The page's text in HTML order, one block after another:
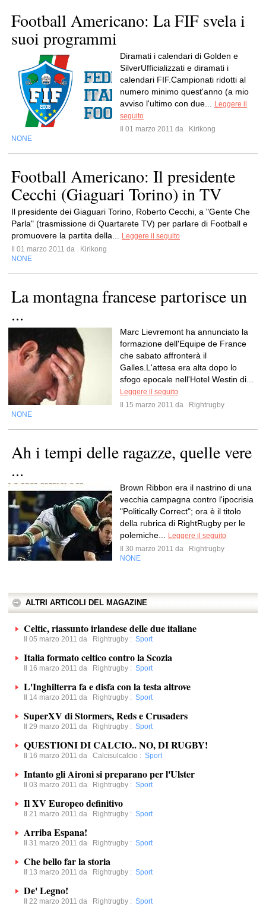
Football Americano: La FIF svela i
suoi programmi
Diramati i calendari di Golden e
SilverUfficializzati e diramati i
calendari FIF.Campionati ridotti al
numero minimo quest'anno (a mio
avviso l'ultimo con due...
Leggere il
seguito
Il 01 marzo 2011 da
Kirikong
NONE
Football Americano: Il presidente
Cecchi (Giaguari Torino) in TV
Il presidente dei Giaguari Torino, Roberto Cecchi, a "Gente Che
Parla" (trasmissione di Quartarete TV) per parlare di Football e
promuovere la partita della...
Leggere il seguito
Il 01 marzo 2011 da
Kirikong
NONE
La montagna francese partorisce un
...
Marc Lievremont ha annunciato la
formazione dell'Equipe de France
che sabato affronterà il
Galles.L'attesa era alta dopo lo
sfogo epocale nell'Hotel Westin di...
Leggere il seguito
Il 15 marzo 2011 da
Rightrugby
NONE
Ah i tempi delle ragazze, quelle vere
...
Brown Ribbon era il nastrino di una
vecchia campagna contro l'ipocrisia
"Politically Correct"; ora è il titolo
della rubrica di RightRugby per le
polemiche...
Leggere il seguito
Il 30 marzo 2011 da
Rightrugby
NONE
ALTRI ARTICOLI DEL MAGAZINE
Celtic, riassunto irlandese delle due italiane
Il 05 marzo 2011 da Rightrugby : Sport
Italia formato celtico contro la Scozia
Il 16 marzo 2011 da Rightrugby : Sport
L'Inghilterra fa e disfa con la testa altrove
Il 14 marzo 2011 da Rightrugby : Sport
SuperXV di Stormers, Reds e Crusaders
Il 29 marzo 2011 da Rightrugby : Sport
QUESTIONI DI CALCIO.. NO, DI RUGBY!
Il 16 marzo 2011 da Calcisulcalcio : Sport
Intanto gli Aironi si preparano per l'Ulster
Il 03 marzo 2011 da Rightrugby : Sport
Il XV Europeo definitivo
Il 21 marzo 2011 da Rightrugby : Sport
Arriba Espana!
Il 31 marzo 2011 da Rightrugby : Sport
Che bello far la storia
Il 13 marzo 2011 da Rightrugby : Sport
De' Legno!
Il 22 marzo 2011 da Rightrugby : Sport